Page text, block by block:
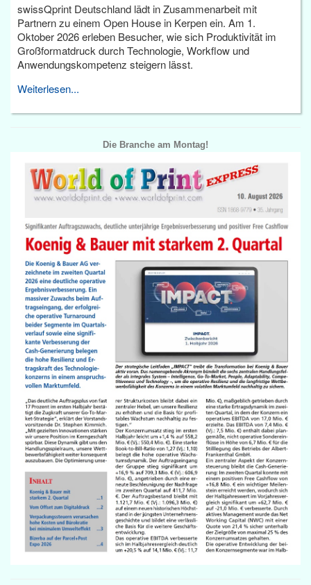
swissQprint Deutschland lädt in Zusammenarbeit mit
Partnern zu einem Open House in Kerpen ein. Am 1.
Oktober 2026 erleben Besucher, wie sich Produktivität im
Großformatdruck durch Technologie, Workflow und
Anwendungskompetenz steigern lässt.
Weiterlesen...
Die Branche am Montag!